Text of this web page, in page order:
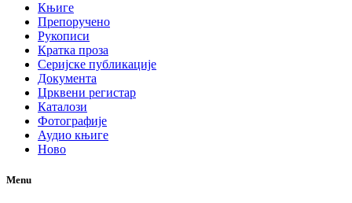
Књиге
Препоручено
Рукописи
Кратка проза
Серијске публикације
Документа
Црквени регистар
Каталози
Фотографије
Аудио књиге
Ново
Menu